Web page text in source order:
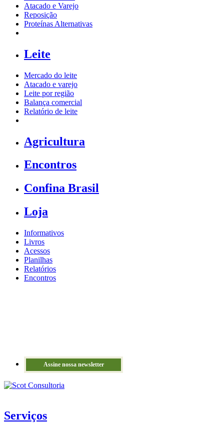
Atacado e Varejo
Reposição
Proteínas Alternativas
Leite
Mercado do leite
Atacado e varejo
Leite por região
Balança comercial
Relatório de leite
Agricultura
Encontros
Confina Brasil
Loja
Informativos
Livros
Acessos
Planilhas
Relatórios
Encontros
Assine nossa newsletter
Serviços